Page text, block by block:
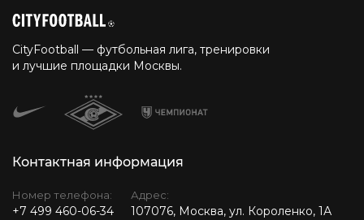
CityFootball — футбольная лига, тренировки
и лучшие площадки Москвы.
Контактная информация
Номер телефона:
+7 499 460-06-34
Адрес:
107076, Москва, ул. Короленко, 1А